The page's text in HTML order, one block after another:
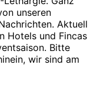
unseren
Aktuell
Hotels und Fincas
Bitte
wir sind am